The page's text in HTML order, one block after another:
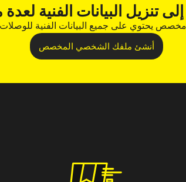
تنزيل البيانات الفنية
يحتوي على جميع البيانات الفنية
أنشئ ملفك الشخصي المخصص